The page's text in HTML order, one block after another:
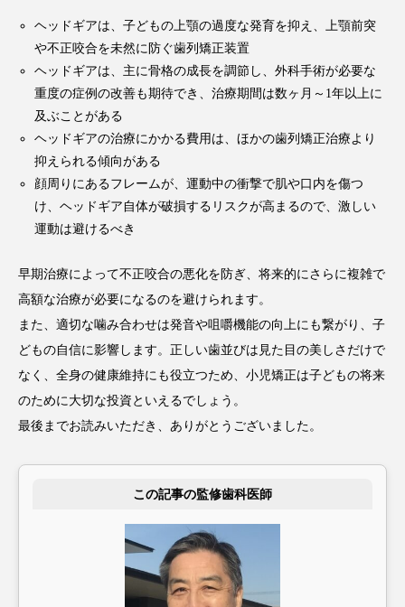
ヘッドギアは、子どもの上顎の過度な発育を抑え、上顎前突
や不正咬合を未然に防ぐ歯列矯正装置
ヘッドギアは、主に骨格の成長を調節し、外科手術が必要な
重度の症例の改善も期待でき、治療期間は数ヶ月～1年以上に
及ぶことがある
ヘッドギアの治療にかかる費用は、ほかの歯列矯正治療より
抑えられる傾向がある
顔周りにあるフレームが、運動中の衝撃で肌や口内を傷つ
け、ヘッドギア自体が破損するリスクが高まるので、激しい
運動は避けるべき
早期治療によって不正咬合の悪化を防ぎ、将来的にさらに複雑で
高額な治療が必要になるのを避けられます。
また、適切な噛み合わせは発音や咀嚼機能の向上にも繋がり、子
どもの自信に影響します。正しい歯並びは見た目の美しさだけで
なく、全身の健康維持にも役立つため、小児矯正は子どもの将来
のために大切な投資といえるでしょう。
最後までお読みいただき、ありがとうございました。
この記事の監修歯科医師